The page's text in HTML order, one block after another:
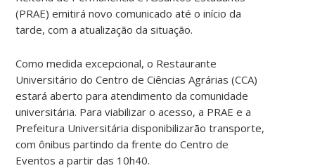
(PRAE) emitirá novo comunicado até o início da
tarde, com a atualização da situação.
Como medida excepcional, o Restaurante
Universitário do Centro de Ciências Agrárias (CCA)
estará aberto para atendimento da comunidade
universitária. Para viabilizar o acesso, a PRAE e a
Prefeitura Universitária disponibilizarão transporte,
com ônibus partindo da frente do Centro de
Eventos a partir das 10h40.